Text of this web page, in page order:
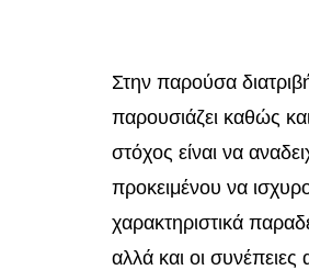
Στην παρούσα
παρουσιάζει καθώς
στόχος είναι να
προκειμένου να
χαρακτηριστικά
αλλά και οι